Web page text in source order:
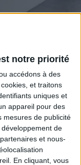
notre priorité
accédons à des
et traitons
uniques et
appareil pour des
mesures de publicité
de
et nous-
En cliquant, vous